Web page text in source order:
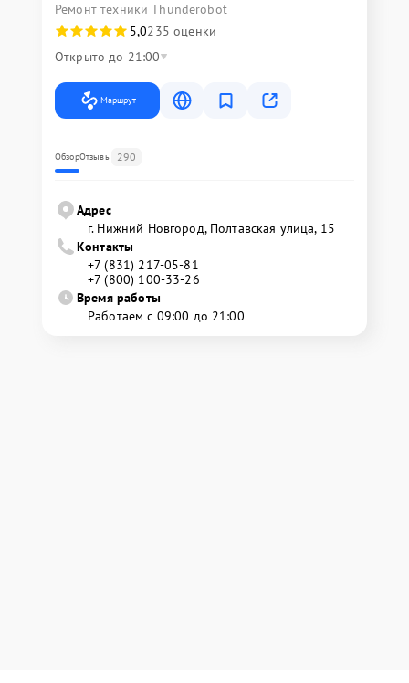
Ремонт техники Thunderobot
5,0235 оценки
Открыто до 21:00
Маршрут
ОбзорОтзывы 290
Адрес
г. Нижний Новгород, Полтавская улица, 15
Контакты
+7 (831) 217-05-81
+7 (800) 100-33-26
Время работы
Работаем с 09:00 до 21:00